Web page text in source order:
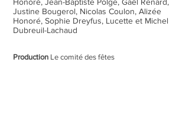
Justine Bougerol, Nicolas Coulon, Alizée
Honoré, Sophie Dreyfus, Lucette et Michel
Dubreuil-Lachaud
Production Le comité des fêtes